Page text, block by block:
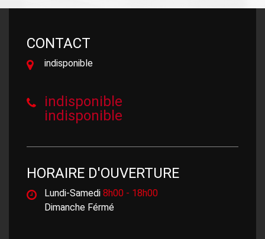
CONTACT
indisponible
indisponible
indisponible
HORAIRE D'OUVERTURE
Lundi-Samedi 8h00 - 18h00
Dimanche Férmé